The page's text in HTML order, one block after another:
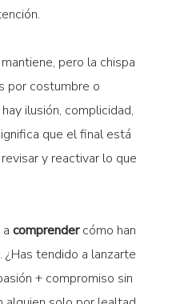
pero la chispa
por costumbre o
ilusión, complicidad,
que el final está
y reactivar lo que
comprendercómo han
. ¿Has tendido a lanzarte
+ compromiso sin